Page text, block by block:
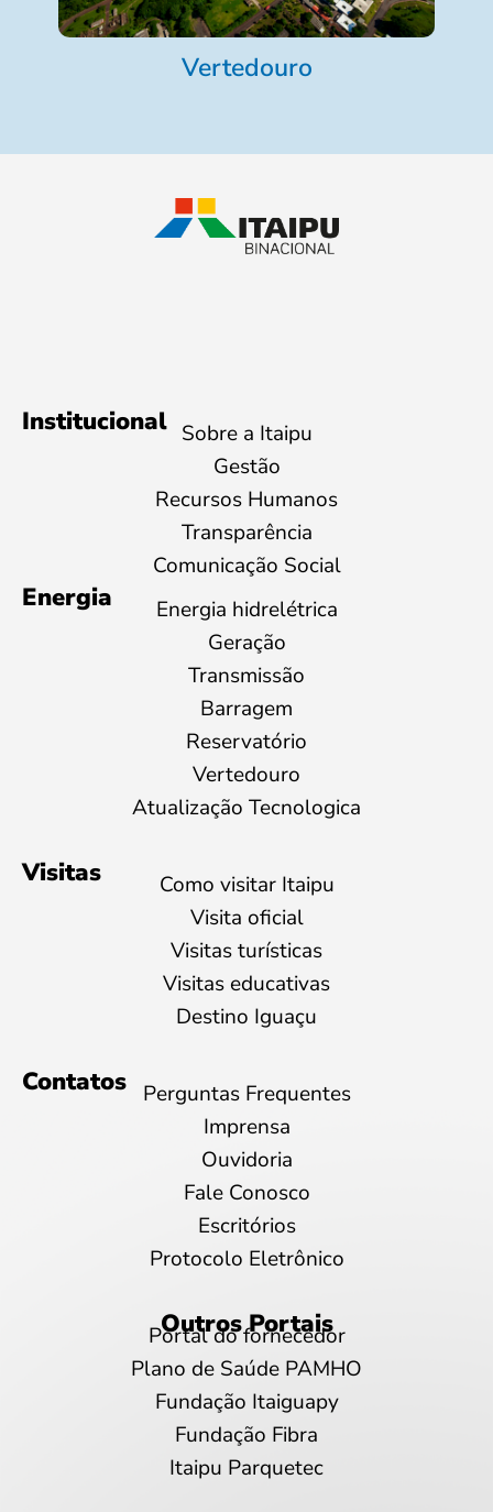
Vertedouro
Institucional Sobre a Itaipu
Gestão
Recursos Humanos
Transparência
Comunicação Social
Energia
Energia hidrelétrica
Geração
Transmissão
Barragem
Reservatório
Vertedouro
Atualização Tecnologica
Visitas
Como visitar Itaipu
Visita oficial
Visitas turísticas
Visitas educativas
Destino Iguaçu
Contatos
Perguntas Frequentes
Imprensa
Ouvidoria
Fale Conosco
Escritórios
Protocolo Eletrônico
Outros Portais
Portal do fornecedor
Plano de Saúde PAMHO
Fundação Itaiguapy
Fundação Fibra
Itaipu Parquetec